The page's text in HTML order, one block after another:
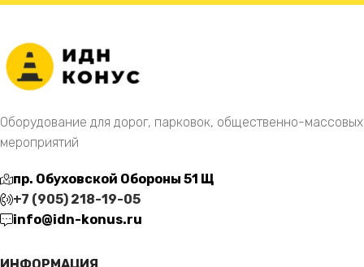
Оборудование для дорог, парковок, общественно-массовых
мероприятий
пр. Обуховской Обороны 51 Щ
+7 (905) 218-19-05
info@idn-konus.ru